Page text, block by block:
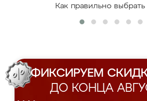
Как правильно
ФИКСИРУЕМ
ДО КОНЦА